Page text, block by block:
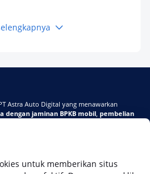
untuk memberikan situs
2 Hari, Apakah Langsung
Simak Peraturan
Astra Auto Digital yang menawarkan
dengan jaminan BPKB mobil pembelian